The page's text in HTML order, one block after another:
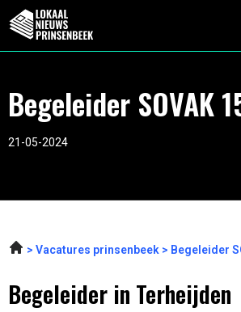
Begeleider SOVAK
21-05-2024
Vacatures prinsenbeek Begeleider
Begeleider in Terheijden